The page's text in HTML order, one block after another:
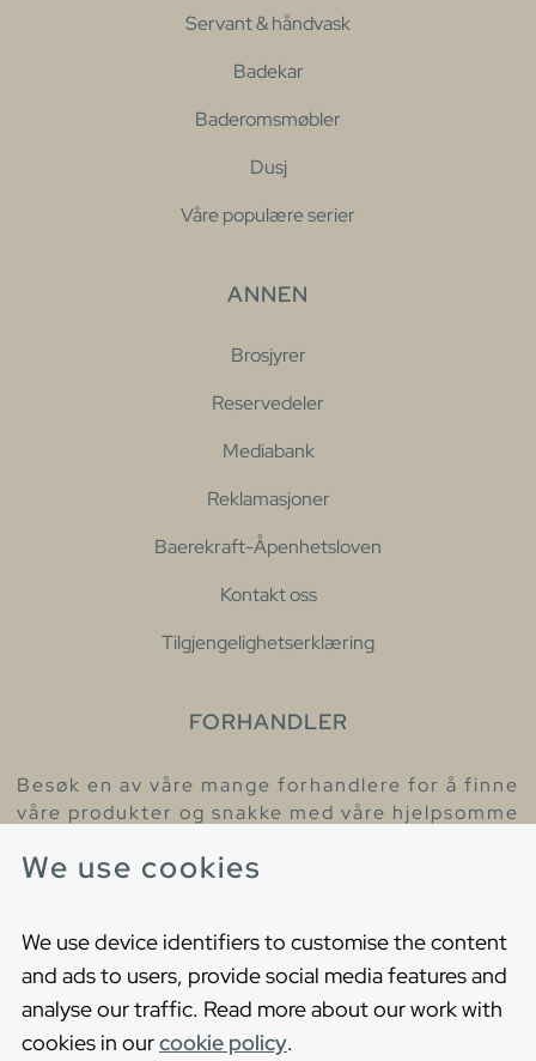
We use cookies
We use device identifiers to customise the content
and ads to users, provide social media features and
analyse our traffic. Read more about our work with
cookies in ourcookie policy.
Servant & håndvask
Badekar
Baderomsmøbler
Dusj
Våre populære serier
ANNEN
Brosjyrer
Reservedeler
Mediabank
Reklamasjoner
Baerekraft-Åpenhetsloven
Kontakt oss
Tilgjengelighetserklæring
FORHANDLER
Besøk en av våre mange forhandlere for å finne
våre produkter og snakke med våre hjelpsomme